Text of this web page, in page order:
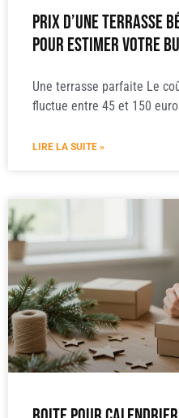
Prix d’une terrasse
pour estimer votre
Une terrasse parfaite Le
fluctue entre 45 et 150
LIRE LA SUITE »